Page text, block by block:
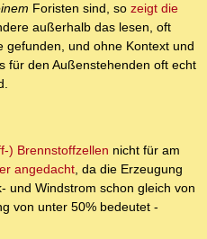
Foristen sind, so zeigt die
außerhalb das lesen, oft
gefunden, und ohne Kontext und
für den Außenstehenden oft echt
) Brennstoffzellen nicht für am
angedacht, da die Erzeugung
und Windstrom schon gleich von
von unter 50% bedeutet -